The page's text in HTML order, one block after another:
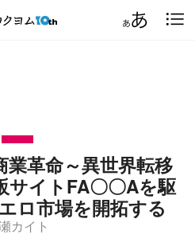
革命～異世界転移
サイトFA〇〇Aを駆
ロ市場を開拓する
カイト